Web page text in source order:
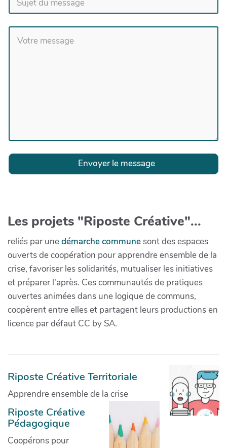
Envoyer le message
Les projets "Riposte Créative"...
reliés par unedémarche communesont des espaces
ouverts de coopération pour apprendre ensemble de la
crise, favoriser les solidarités, mutualiser les initiatives
et préparer l'après. Ces communautés de pratiques
ouvertes animées dans une logique de communs,
coopèrent entre elles et partagent leurs productions en
licence par défaut CC by SA.
Riposte Créative Territoriale
Apprendre ensemble de la crise
Riposte Créative
Pédagogique
Coopérons pour